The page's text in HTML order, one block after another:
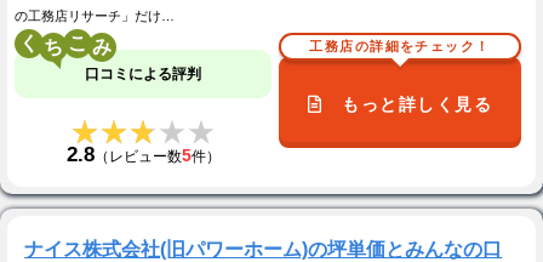
の工務店リサーチ」だけ…
く こ
口コミによる評判
★★★★★
★★★★★
2.8（レビュー数5件）
工務店の詳細をチェック！
もっと詳しく見る
ナイス株式会社(旧パワーホーム)の坪単価とみんなの口